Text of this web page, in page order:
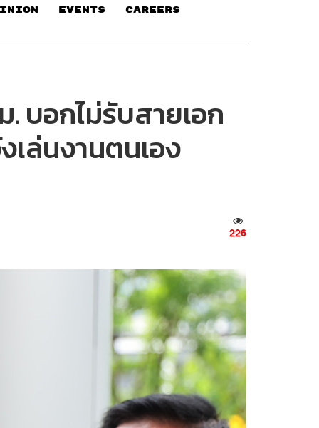
EVENTS CAREERS
บอกไม่รับสายเอก
ล่นงานตนเอง
226